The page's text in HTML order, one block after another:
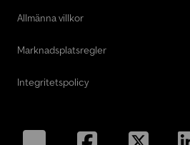
Allmänna villkor
Marknadsplatsregler
Integritetspolicy